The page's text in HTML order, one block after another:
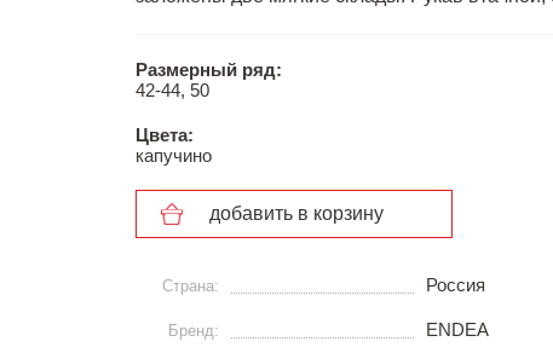
Размерный ряд:
42-44, 50
Цвета:
капучино
добавить в корзину
Страна: Россия
Бренд: ENDEA